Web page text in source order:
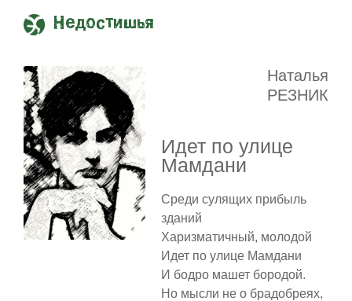
Недостишья
Наталья
РЕЗНИК
Идет по улице
Мамдани
Среди сулящих прибыль
зданий
Харизматичный, молодой
Идет по улице Мамдани
И бодро машет бородой.
Но мысли не о брадобреях,